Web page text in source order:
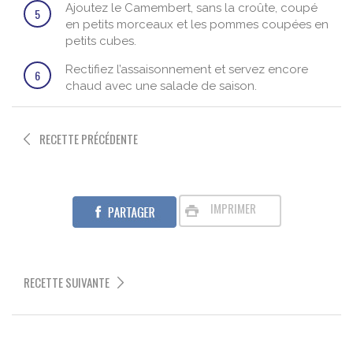
5
Ajoutez le Camembert, sans la croûte, coupé
en petits morceaux et les pommes coupées en
petits cubes.
6
Rectifiez l’assaisonnement et servez encore
chaud avec une salade de saison.
RECETTE PRÉCÉDENTE
IMPRIMER
RECETTE SUIVANTE